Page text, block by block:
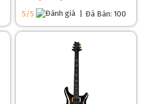
5/5 Đã Bán: 100